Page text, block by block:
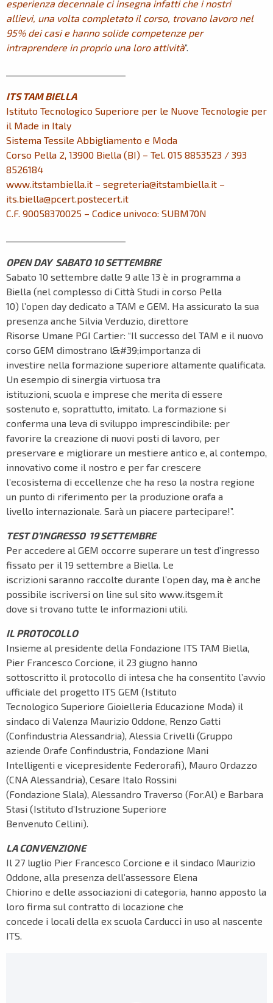
esperienza decennale ci insegna infatti che i nostri
allievi, una volta completato il corso, trovano lavoro nel
95% dei casi e hanno solide competenze per
intraprendere in proprio una loro attività”.
ITS TAM BIELLA
Istituto Tecnologico Superiore per le Nuove Tecnologie per
il Made in Italy
Sistema Tessile Abbigliamento e Moda
Corso Pella 2, 13900 Biella (BI) – Tel. 015 8853523 / 393
8526184
www.itstambiella.it – segreteria@itstambiella.it –
its.biella@pcert.postecert.it
C.F. 90058370025 – Codice univoco: SUBM70N
OPEN DAY SABATO 10 SETTEMBRE
Sabato 10 settembre dalle 9 alle 13 è in programma a
Biella (nel complesso di Città Studi in corso Pella
10) l’open day dedicato a TAM e GEM. Ha assicurato la sua
presenza anche Silvia Verduzio, direttore
Risorse Umane PGI Cartier: “Il successo del TAM e il nuovo
corso GEM dimostrano l&#39;importanza di
investire nella formazione superiore altamente qualificata.
Un esempio di sinergia virtuosa tra
istituzioni, scuola e imprese che merita di essere
sostenuto e, soprattutto, imitato. La formazione si
conferma una leva di sviluppo imprescindibile: per
favorire la creazione di nuovi posti di lavoro, per
preservare e migliorare un mestiere antico e, al contempo,
innovativo come il nostro e per far crescere
l’ecosistema di eccellenze che ha reso la nostra regione
un punto di riferimento per la produzione orafa a
livello internazionale. Sarà un piacere partecipare!”.
TEST D’INGRESSO 19 SETTEMBRE
Per accedere al GEM occorre superare un test d’ingresso
fissato per il 19 settembre a Biella. Le
iscrizioni saranno raccolte durante l’open day, ma è anche
possibile iscriversi on line sul sito www.itsgem.it
dove si trovano tutte le informazioni utili.
IL PROTOCOLLO
Insieme al presidente della Fondazione ITS TAM Biella,
Pier Francesco Corcione, il 23 giugno hanno
sottoscritto il protocollo di intesa che ha consentito l’avvio
ufficiale del progetto ITS GEM (Istituto
Tecnologico Superiore Gioielleria Educazione Moda) il
sindaco di Valenza Maurizio Oddone, Renzo Gatti
(Confindustria Alessandria), Alessia Crivelli (Gruppo
aziende Orafe Confindustria, Fondazione Mani
Intelligenti e vicepresidente Federorafi), Mauro Ordazzo
(CNA Alessandria), Cesare Italo Rossini
(Fondazione Slala), Alessandro Traverso (For.Al) e Barbara
Stasi (Istituto d’Istruzione Superiore
Benvenuto Cellini).
LA CONVENZIONE
Il 27 luglio Pier Francesco Corcione e il sindaco Maurizio
Oddone, alla presenza dell’assessore Elena
Chiorino e delle associazioni di categoria, hanno apposto la
loro firma sul contratto di locazione che
concede i locali della ex scuola Carducci in uso al nascente
ITS.